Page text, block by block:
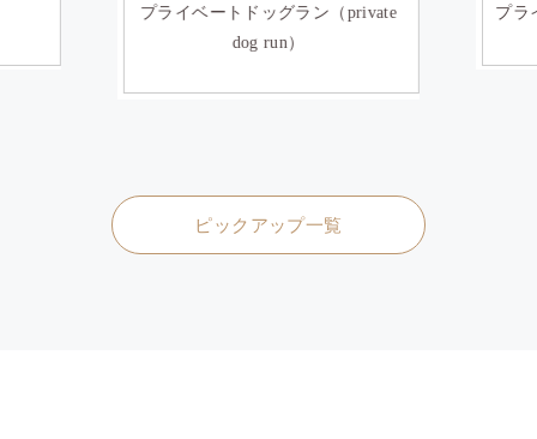
プライベートドッグラン（private
dog run）
プラ
ピックアップ一覧